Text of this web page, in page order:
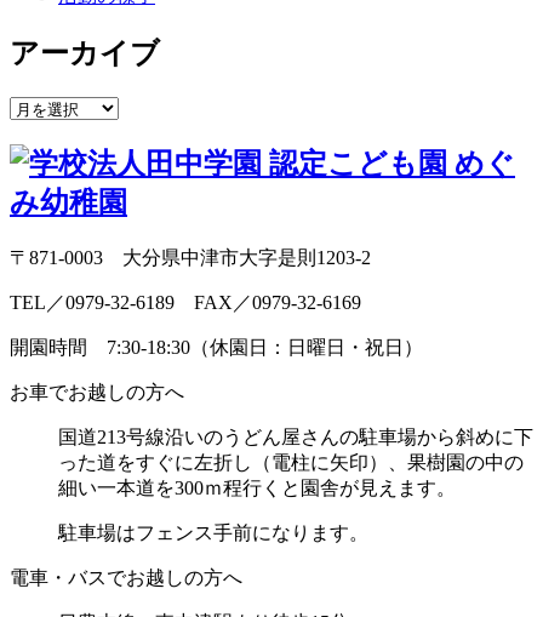
アーカイブ
〒871-0003 大分県中津市大字是則1203-2
TEL／0979-32-6189 FAX／0979-32-6169
開園時間 7:30-18:30（休園日：日曜日・祝日）
お車でお越しの方へ
国道213号線沿いのうどん屋さんの駐車場から斜めに下
った道をすぐに左折し（電柱に矢印）、 果樹園の中の
細い一本道を300ｍ程行くと園舎が見えます。
駐車場はフェンス手前になります。
電車・バスでお越しの方へ